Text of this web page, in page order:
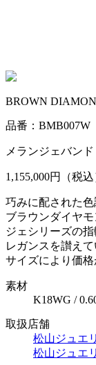
BROWN
品番：BMB007W
メランジェバンド
1,155,000円 （税込
巧みに配された色
ブラウンダイヤ
ジェシリーズの
レガンスを讃えて
サイズにより価格
素材
K18WG /
取扱店舗
松山ジュエ
松山ジュエ